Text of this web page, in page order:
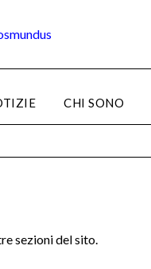
CHI SONO
sezioni del sito.